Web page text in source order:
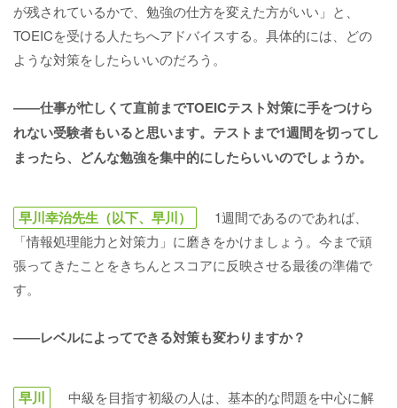
が残されているかで、勉強の仕方を変えた方がいい」と、
TOEICを受ける人たちへアドバイスする。具体的には、どの
ような対策をしたらいいのだろう。
――仕事が忙しくて直前までTOEICテスト対策に手をつけら
れない受験者もいると思います。テストまで1週間を切ってし
まったら、どんな勉強を集中的にしたらいいのでしょうか。
早川幸治先生（以下、早川）
1週間であるのであれば、
「情報処理能力と対策力」に磨きをかけましょう。今まで頑
張ってきたことをきちんとスコアに反映させる最後の準備で
す。
――レベルによってできる対策も変わりますか？
早川
中級を目指す初級の人は、基本的な問題を中心に解